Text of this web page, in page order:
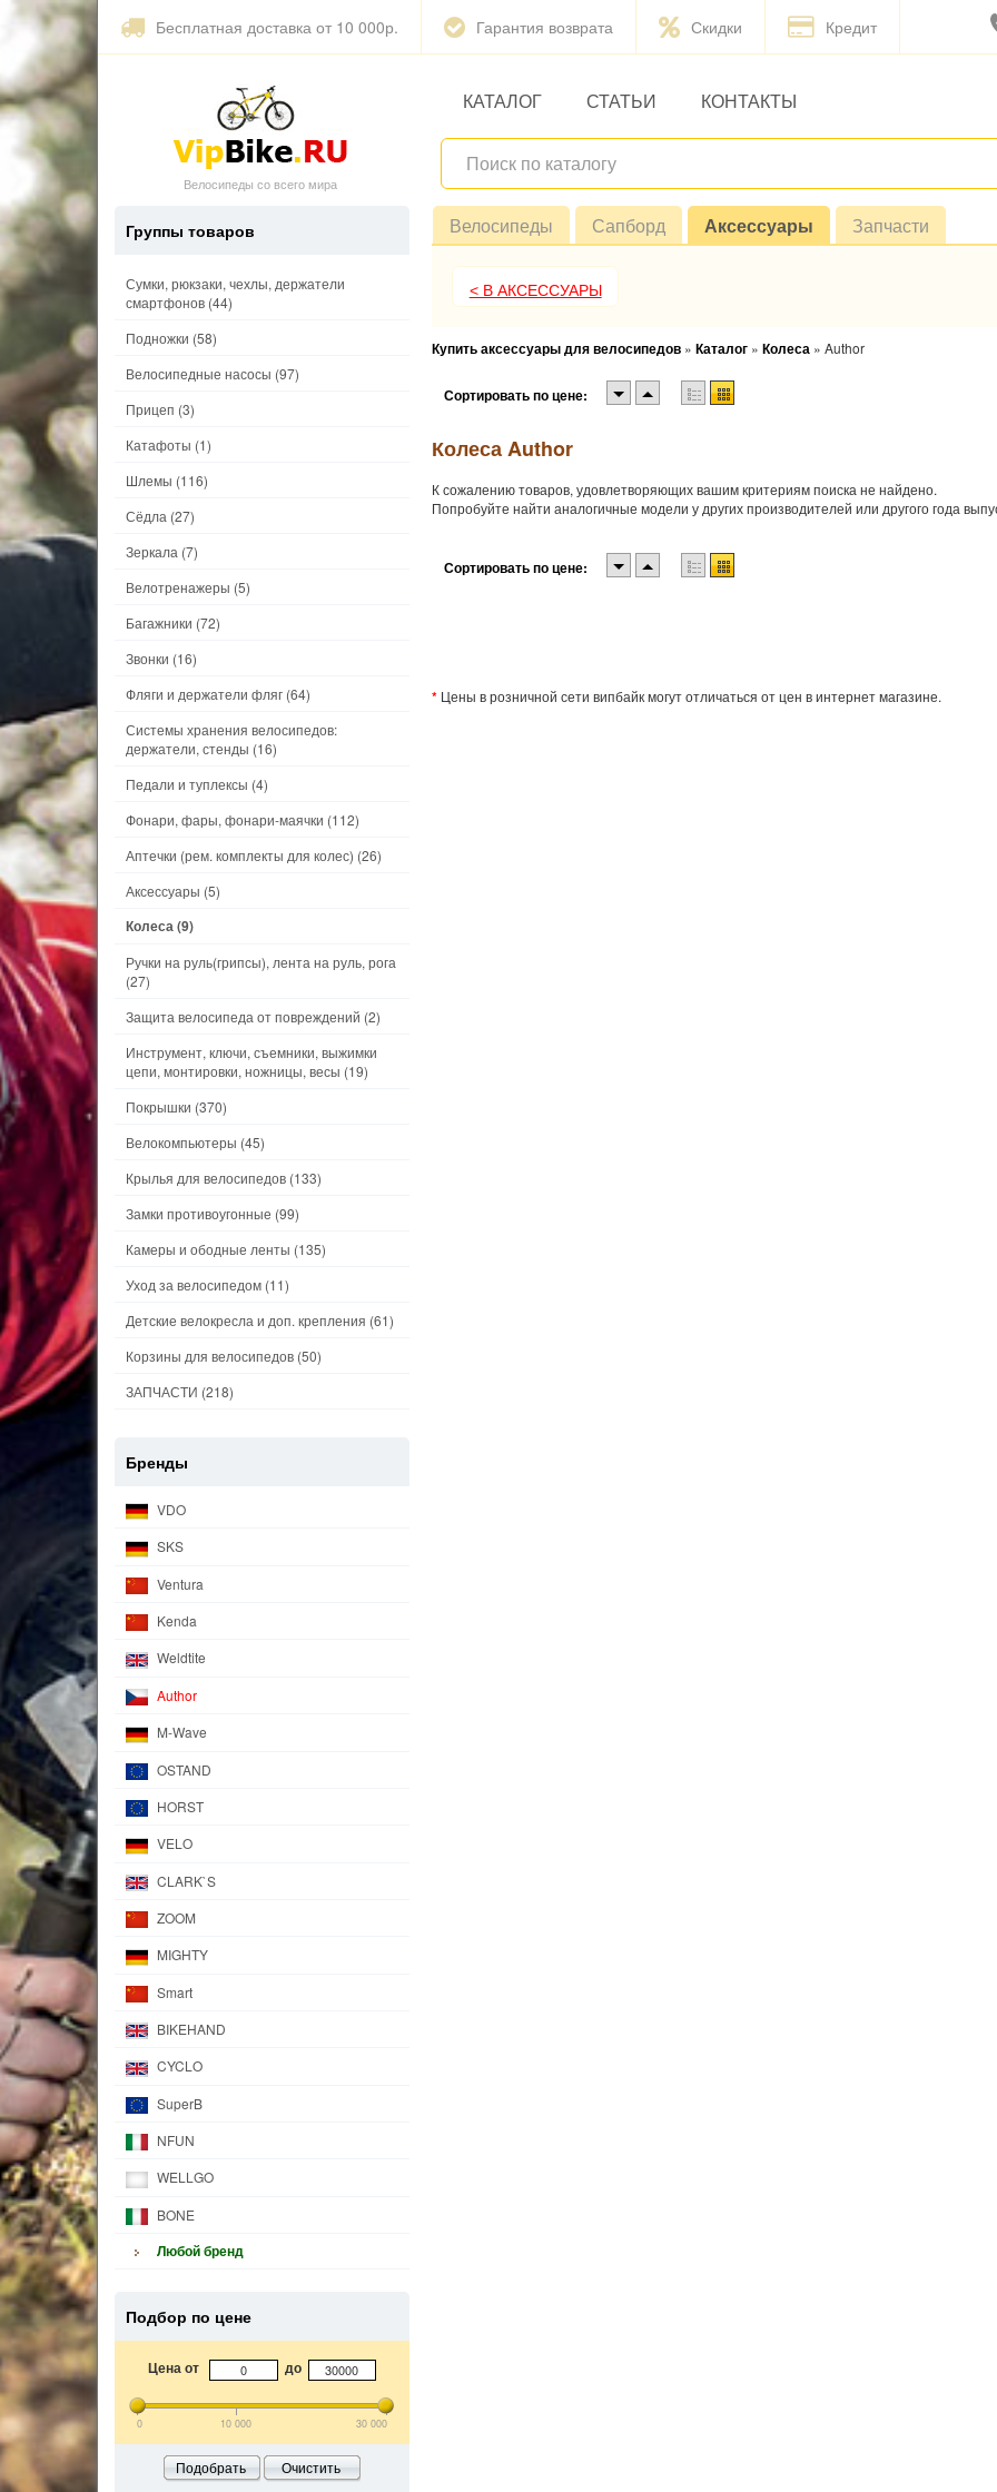
Бесплатная доставка от 10 000р. Гарантия возврата Скидки Кредит
Велосипеды со всего мира
КАТАЛОГ СТАТЬИ КОНТАКТЫ
Велосипеды Сапборд Аксессуары Запчасти
< В АКСЕССУАРЫ
Купить аксессуары для велосипедов » Каталог » Колеса » Author
Сортировать по цене:
Колеса Author
К сожалению товаров, удовлетворяющих вашим критериям поиска не найдено.
Попробуйте найти аналогичные модели у других производителей или другого года
Сортировать по цене:
* Цены в розничной сети випбайк могут отличаться от цен в интернет магазине.
Группы товаров
Сумки, рюкзаки, чехлы, держатели
смартфонов (44)
Подножки (58)
Велосипедные насосы (97)
Прицеп (3)
Катафоты (1)
Шлемы (116)
Сёдла (27)
Зеркала (7)
Велотренажеры (5)
Багажники (72)
Звонки (16)
Фляги и держатели фляг (64)
Системы хранения велосипедов:
держатели, стенды (16)
Педали и туплексы (4)
Фонари, фары, фонари-маячки (112)
Аптечки (рем. комплекты для колес) (26)
Аксессуары (5)
Колеса(9)
Ручки на руль(грипсы), лента на руль, рога
(27)
Защита велосипеда от повреждений (2)
Инструмент, ключи, съемники, выжимки
цепи, монтировки, ножницы, весы (19)
Покрышки (370)
Велокомпьютеры (45)
Крылья для велосипедов (133)
Замки противоугонные (99)
Камеры и ободные ленты (135)
Уход за велосипедом (11)
Детские велокресла и доп. крепления (61)
Корзины для велосипедов (50)
ЗАПЧАСТИ (218)
Бренды
VDO
SKS
Ventura
Kenda
Weldtite
Author
M-Wave
OSTAND
HORST
VELO
CLARK`S
ZOOM
MIGHTY
Smart
BIKEHAND
CYCLO
SuperB
NFUN
WELLGO
BONE
Любой бренд
Подбор по цене
Цена от до
0 10 000 30 000
Подобрать Очистить